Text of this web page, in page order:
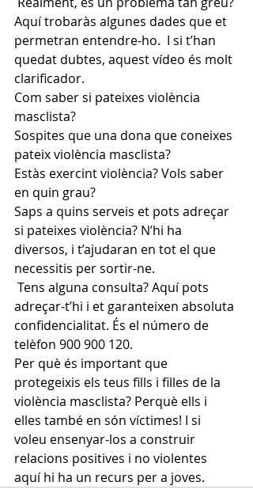
Aquí trobaràs algunes dades que et
permetran entendre-ho.  I si t’han
quedat dubtes, aquest vídeo és molt
clarificador.
Com saber si pateixes violència
masclista?
Sospites que una dona que coneixes
pateix violència masclista?
Estàs exercint violència? Vols saber
en quin grau?
Saps a quins serveis et pots adreçar
si pateixes violència? N’hi ha
diversos, i t’ajudaran en tot el que
necessitis per sortir-ne.
Tens alguna consulta? Aquí pots
adreçar-t’hi i et garanteixen absoluta
confidencialitat. És el número de
telèfon 900 900 120.
Per què és important que
protegeixis els teus fills i filles de la
violència masclista? Perquè ells i
elles també en són víctimes! I si
voleu ensenyar-los a construir
relacions positives i no violentes
aquí hi ha un recurs per a joves.